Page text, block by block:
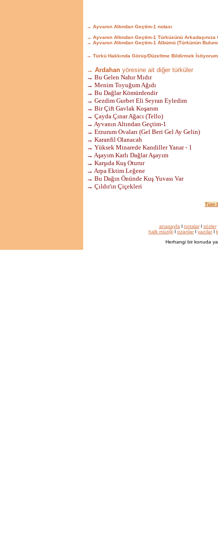
→ Ayvanın Altından Geçtim-1 notası
→ Ayvanın Altından Geçtim-1 Türküsünü Arkadaşınıza
→ Ayvanın Altından Geçtim-1 Albümü (Türkünün
→ Türkü Hakkında Görüş/Düzeltme Bildirmek İstiyorum
→ Ardahan yöresine ait diğer türküler
→ Bu Gelen Nahır Mıdır
→ Menim Toyuğum Ağıdı
→ Bu Dağlar Kömürdendir
→ Gezdim Gurbet Eli Seyran Eyledim
→ Bir Çift Gavlak Koşarım
→ Çayda Çınar Ağacı (Tello)
→ Ayvanın Altından Geçtim-1
→ Erzurum Ovaları (Gel Beri Gel Ay Gelin)
→ Karanfil Olanacah
→ Yüksek Minarede Kandiller Yanar - 1
→ Aşayım Karlı Dağlar Aşayım
→ Karşıda Kuş Oturur
→ Arpa Ektim Leğene
→ Bu Dağın Önünde Kuş Yuvası Var
→ Çıldır'ın Çiçekleri
Tüm
anasayfa l notalarl sözler
halk müziği l ozanlarl yazılarl
Herhangi bir konuda